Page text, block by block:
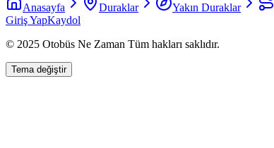
Anasayfa Duraklar Yakın Duraklar
Giriş YapKaydol
© 2025 Otobüs Ne Zaman Tüm hakları saklıdır.
Tema değiştir